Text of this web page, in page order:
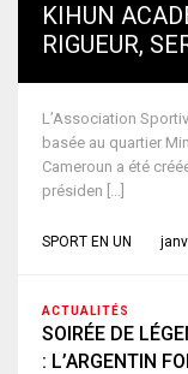
KIHUN
RIGUEUR,
L’Association
basée au quartier
Cameroun a été
présiden [...]
SPORT EN UN
ACTUALITÉS
SOIRÉE DE
: L’ARGENTIN